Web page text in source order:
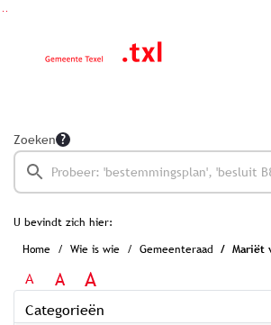
Zoeken
U bevindt zich hier:
Home Wie is wie Gemeenteraad Mariët
A A A
Categorieën